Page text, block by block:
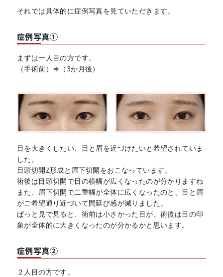
それでは具体的に症例写真を見ていただきます。
症例写真①
まずは一人目の方です。
（手術前）⇒（3か月後）
目を大きくしたい、目と眉を近づけたいと希望されていま
した。
目頭切開Z形成と眉下切開をおこなっています。
術後は目頭切開で目の横幅が広くなったのが分かりますね
また、眉下切開で二重幅が全体に広くなったのと、目と眉
がご希望通り近づいて間延び感が減りました。
ぱっと見で見ると、術前は小さかった目が、術後は目の印
象が全体的に大きくなったのが分かるかと思います。
症例写真②
２人目の方です。